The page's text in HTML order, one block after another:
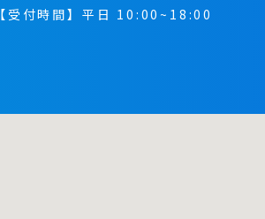
【受付時間】平日 10:00~18:00